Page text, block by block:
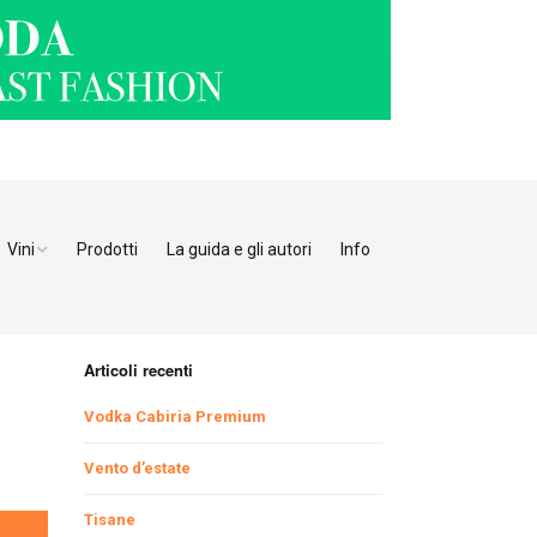
Ristoranti Verona
Ristoranti Vicenza
Ristoranti Padova
Ristoranti Pordenone
Ristoranti Udine
Vini Prodotti La guida e gli autori Info
Articoli recenti
Vodka Cabiria Premium
Vento d’estate
Tisane